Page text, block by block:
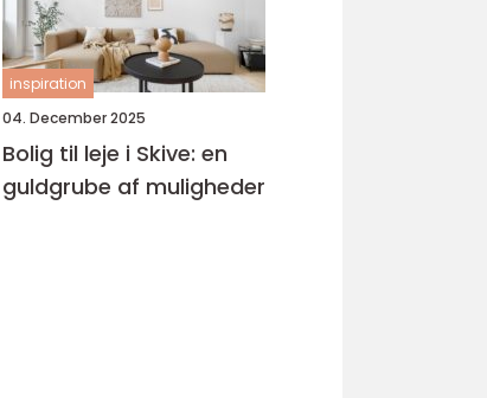
inspiration
04. December 2025
Bolig til leje i Skive: en
guldgrube af muligheder